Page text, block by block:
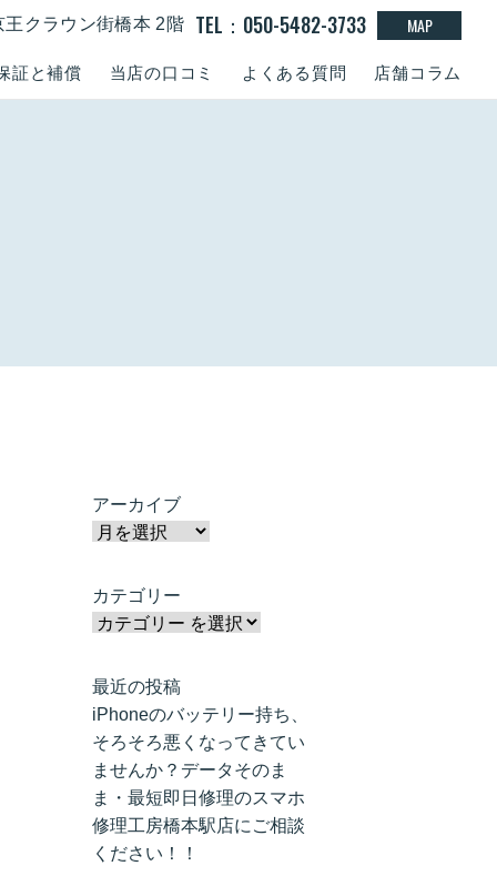
証と補償 当店の口コミ よくある質問 店舗コラム
クラウン街橋本 2階 TEL：050-5482-3733 MAP
アーカイブ
カテゴリー
最近の投稿
iPhoneのバッテリー持ち、
そろそろ悪くなってきてい
ませんか？データそのま
ま・最短即日修理のスマホ
修理工房橋本駅店にご相談
ください！！